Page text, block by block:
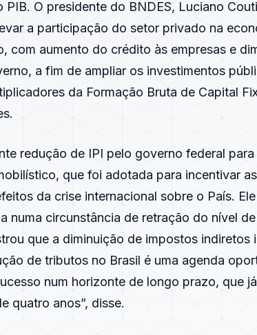
O presidente do BNDES, Luciano
a participação do setor privado na
com aumento do crédito às empresas e
a fim de ampliar os investimentos
da Formação Bruta de Capital
redução de IPI pelo governo federal
que foi adotada para incentivar
da crise internacional sobre o País.
numa circunstância de retração do nível
que a diminuição de impostos indiretos
de tributos no Brasil é uma agenda
num horizonte de longo prazo, que
quatro anos”, disse.